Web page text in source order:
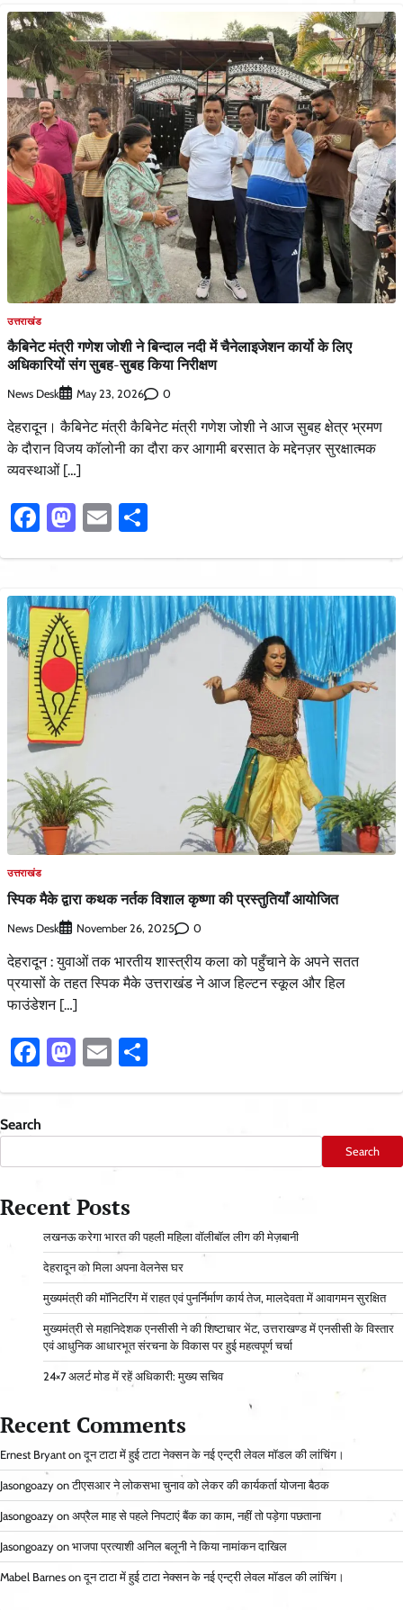
उत्तराखंड
कैबिनेट मंत्री गणेश जोशी ने बिन्दाल नदी में चैनेलाइजेशन कार्यो के लिए
अधिकारियों संग सुबह-सुबह किया निरीक्षण
News Desk May 23, 2026 0
देहरादून। कैबिनेट मंत्री कैबिनेट मंत्री गणेश जोशी ने आज सुबह क्षेत्र भ्रमण
के दौरान विजय कॉलोनी का दौरा कर आगामी बरसात के मद्देनज़र सुरक्षात्मक
व्यवस्थाओं […]
Facebook
Mastodon
Email
उत्तराखंड
स्पिक मैके द्वारा कथक नर्तक विशाल कृष्णा की प्रस्तुतियाँ आयोजित
News Desk November 26, 2025 0
देहरादून : युवाओं तक भारतीय शास्त्रीय कला को पहुँचाने के अपने सतत
प्रयासों के तहत स्पिक मैके उत्तराखंड ने आज हिल्टन स्कूल और हिल
फाउंडेशन […]
Facebook
Mastodon
Email
Search
Search
Recent Posts
लखनऊ करेगा भारत की पहली महिला वॉलीबॉल लीग की मेज़बानी
देहरादून को मिला अपना वेलनेस घर
मुख्यमंत्री की मॉनिटरिंग में राहत एवं पुनर्निर्माण कार्य तेज, मालदेवता में आवागमन सुरक्षित
मुख्यमंत्री से महानिदेशक एनसीसी ने की शिष्टाचार भेंट, उत्तराखण्ड में एनसीसी के विस्तार
एवं आधुनिक आधारभूत संरचना के विकास पर हुई महत्वपूर्ण चर्चा
24×7 अलर्ट मोड में रहें अधिकारी: मुख्य सचिव
Recent Comments
Ernest Bryant onदून टाटा में हुई टाटा नेक्सन के नई एन्ट्री लेवल मॉडल की लांचिंग।
Jasongoazy onटीएसआर ने लोकसभा चुनाव को लेकर की कार्यकर्ता योजना बैठक
Jasongoazy on अप्रैल माह से पहले निपटाएं बैंक का काम, नहीं तो पड़ेगा पछताना
Jasongoazy on भाजपा प्रत्याशी अनिल बलूनी ने किया नामांकन दाखिल
Mabel Barnes onदून टाटा में हुई टाटा नेक्सन के नई एन्ट्री लेवल मॉडल की लांचिंग।